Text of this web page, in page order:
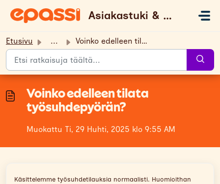
Asiakastuki & UKK
Etusivu ... Voinko edelleen tilata työsuhdepyörän?
Voinko edelleen tilata
työsuhdepyörän?
Muokattu Ti, 29 Huhti, 2025 klo 9:55 AM
Käsittelemme työsuhdetilauksia normaalisti. Huomioithan